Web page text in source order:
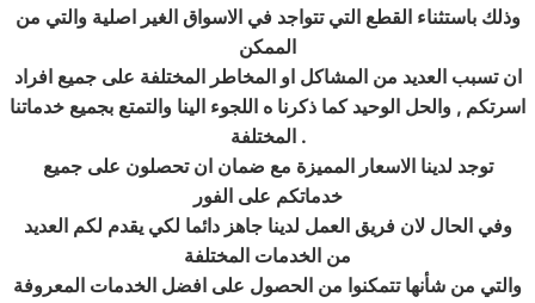
وذلك باستثناء القطع التي تتواجد في الاسواق الغير اصلية والتي من
الممكن
ان تسبب العديد من المشاكل او المخاطر المختلفة على جميع افراد
اسرتكم , والحل الوحيد كما ذكرنا ه اللجوء الينا والتمتع بجميع خدماتنا
المختلفة .
توجد لدينا الاسعار المميزة مع ضمان ان تحصلون على جميع
خدماتكم على الفور
وفي الحال لان فريق العمل لدينا جاهز دائما لكي يقدم لكم العديد
من الخدمات المختلفة
والتي من شأنها تتمكنوا من الحصول على افضل الخدمات المعروفة